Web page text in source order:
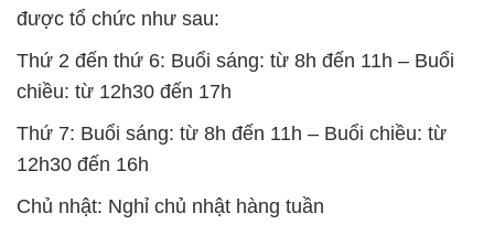
được tổ chức như sau:
Thứ 2 đến thứ 6: Buổi sáng: từ 8h đến 11h – Buổi
chiều: từ 12h30 đến 17h
Thứ 7: Buổi sáng: từ 8h đến 11h – Buổi chiều: từ
12h30 đến 16h
Chủ nhật: Nghỉ chủ nhật hàng tuần